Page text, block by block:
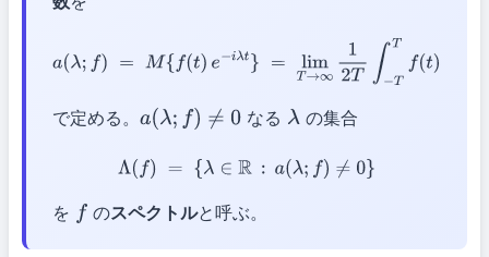
λ; f t)e −i λt limT→ T∫ (t) iλ td
で定める。 a(λ;f )≠0 なる λ の集合
Λ f) ={ λ∈R: a( λ;f)≠0 }
を f のスペクトルと呼ぶ。